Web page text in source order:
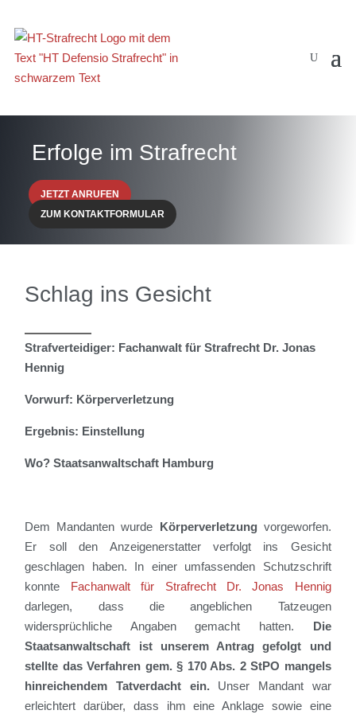
Erfolge im Strafrecht
JETZT ANRUFEN
ZUM KONTAKTFORMULAR
Schlag ins Gesicht
Strafverteidiger: Fachanwalt für Strafrecht Dr. Jonas
Hennig
Vorwurf: Körperverletzung
Ergebnis: Einstellung
Wo? Staatsanwaltschaft Hamburg
Dem Mandanten wurde Körperverletzungvorgeworfen.
Er soll den Anzeigenerstatterverfolgt ins
Gesicht
geschlagen haben.
In einer umfassenden Schutzschrift
konnte Fachanwalt für Strafrecht Dr. Jonas Hennig
darlegen, dass die angeblichen Tatzeugen
widersprüchliche Angaben gemacht hatten. Die
Staatsanwaltschaft ist unserem Antrag gefolgt und
stellte das Verfahren gem. § 170 Abs. 2 StPO mangels
hinreichendem Tatverdacht ein.Unser Mandant war
erleichtert darüber, dass ihm eine Anklage sowie eine